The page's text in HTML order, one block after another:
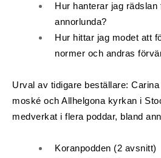
Förändring, organisation,
organisationsutveckling
Hälsa, friskvård
Innovation, kreativitet,
intraprenörskap
Kommunikation och media
Ledarskap, medarbetarskap, HR
Hur hanterar jag rädslan
annorlunda?
Hur hittar jag modet att
normer och andras
Urval av tidigare beställare:
moské och Allhelgona kyrkan i
medverkat i flera poddar, bland
Koranpodden (2 avsnitt)